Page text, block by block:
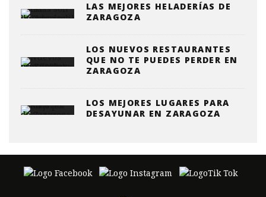
LAS MEJORES HELADERÍAS DE
ZARAGOZA
LOS NUEVOS RESTAURANTES
QUE NO TE PUEDES PERDER EN
ZARAGOZA
LOS MEJORES LUGARES PARA
DESAYUNAR EN ZARAGOZA